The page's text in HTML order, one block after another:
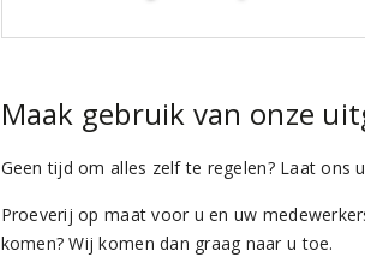
Maak gebruik van onze
Geen tijd om alles zelf te regelen? Laat ons
Proeverij op maat voor u en uw
komen? Wij komen dan graag naar u toe.